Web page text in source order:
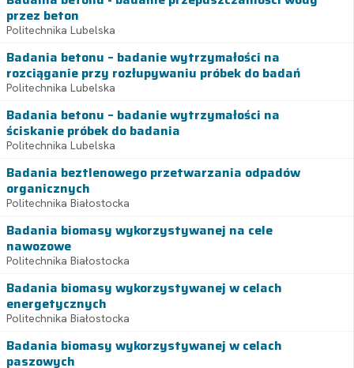
przez beton
Politechnika Lubelska
Badania betonu – badanie wytrzymałości na
rozciąganie przy rozłupywaniu próbek do badań
Politechnika Lubelska
Badania betonu – badanie wytrzymałości na
ściskanie próbek do badania
Politechnika Lubelska
Badania beztlenowego przetwarzania odpadów
organicznych
Politechnika Białostocka
Badania biomasy wykorzystywanej na cele
nawozowe
Politechnika Białostocka
Badania biomasy wykorzystywanej w celach
energetycznych
Politechnika Białostocka
Badania biomasy wykorzystywanej w celach
paszowych